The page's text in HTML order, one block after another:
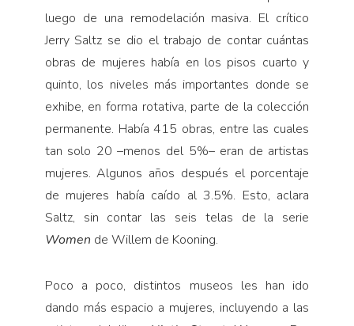
luego de una remodelación masiva. El crítico
Jerry Saltz se dio el trabajo de contar cuántas
obras de mujeres había en los pisos cuarto y
quinto, los niveles más importantes donde se
exhibe, en forma rotativa, parte de la colección
permanente. Había 415 obras, entre las cuales
tan solo 20 –menos del 5%– eran de artistas
mujeres. Algunos años después el porcentaje
de mujeres había caído al 3.5%. Esto, aclara
Saltz, sin contar las seis telas de la serie
Women de Willem de Kooning.
Poco a poco, distintos museos les han ido
dando más espacio a mujeres, incluyendo a las